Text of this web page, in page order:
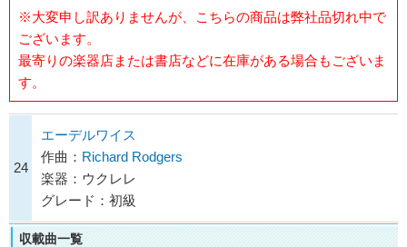
※大変申し訳ありませんが、こちらの商品は弊社品切れ中で
ございます。
最寄りの楽器店または書店などに在庫がある場合もございま
す。
24
エーデルワイス
作曲： Richard Rodgers
楽器：ウクレレ
グレード：初級
収載曲一覧